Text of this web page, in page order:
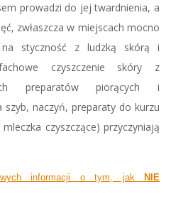
prowadzi do jej twardnienia, a
zwłaszcza w miejscach mocno
na styczność z ludzką skórą i
czyszczenie skóry z
preparatów piorących i
szyb, naczyń, preparaty do kurzu
czyszczące) przyczyniają
informacji o tym, jak
NIE